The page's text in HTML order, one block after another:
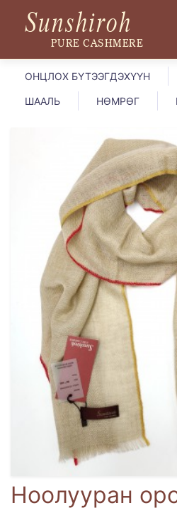
Sunshiroh
PURE CASHMERE
ОНЦЛОХ БҮТЭЭГДЭХҮҮН
ШААЛЬ НӨМРӨГ
Ноолууран